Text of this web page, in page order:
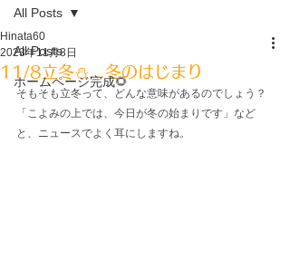
All Posts
ホームページ完成🌻
All Posts
11/8立冬⛄…冬のはじまり
Hinata60
2023年11月8日
そもそも立冬って、どんな意味があるのでしょう？
「こよみの上では、今日が冬の始まりです」など
と、ニュースでよく耳にしますね。